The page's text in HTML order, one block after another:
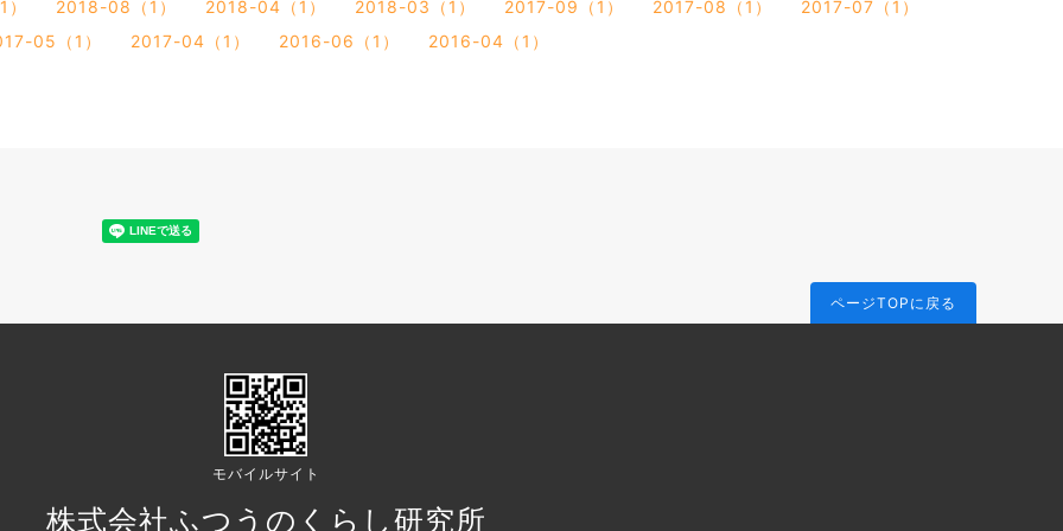
2018-08（1） 2018-04（1） 2018-03（1） 2017-09（1） 2017-08（1）
2017-07（1）
05（1）
2017-04（1） 2016-06（1） 2016-04（1）
ページTOPに戻る
モバイルサイト
株式会社ふつうのくらし研究所